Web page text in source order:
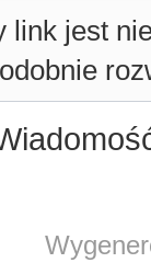
link jest